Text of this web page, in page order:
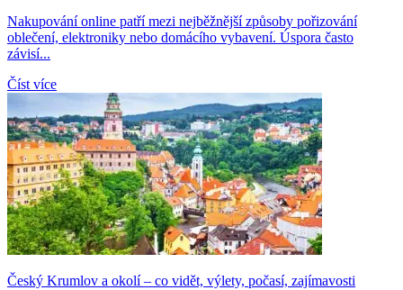
Nakupování online patří mezi nejběžnější způsoby pořizování
oblečení, elektroniky nebo domácího vybavení. Úspora často
závisí...
Číst více
Český Krumlov a okolí – co vidět, výlety, počasí, zajímavosti